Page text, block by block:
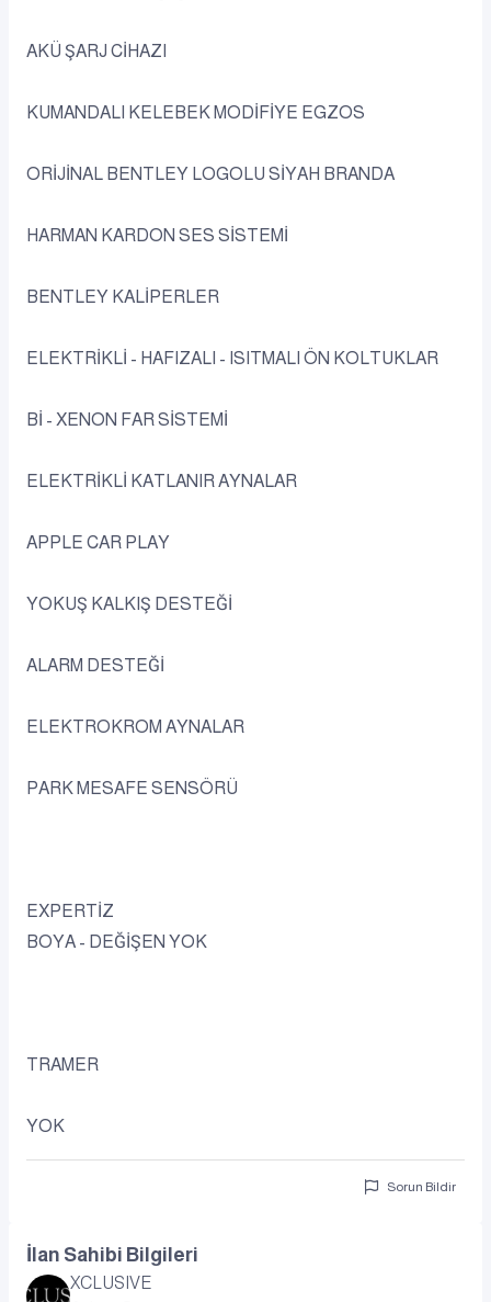
AKÜ ŞARJ CİHAZI
KUMANDALI KELEBEK MODİFİYE EGZOS
ORİJİNAL BENTLEY LOGOLU SİYAH BRANDA
HARMAN KARDON SES SİSTEMİ
BENTLEY KALİPERLER
ELEKTRİKLİ - HAFIZALI - ISITMALI ÖN KOLTUKLAR
Bİ - XENON FAR SİSTEMİ
ELEKTRİKLİ KATLANIR AYNALAR
APPLE CAR PLAY
YOKUŞ KALKIŞ DESTEĞİ
ALARM DESTEĞİ
ELEKTROKROM AYNALAR
PARK MESAFE SENSÖRÜ
EXPERTİZ
BOYA - DEĞİŞEN YOK
TRAMER
YOK
Sorun Bildir
İlan Sahibi Bilgileri
XCLUSIVE